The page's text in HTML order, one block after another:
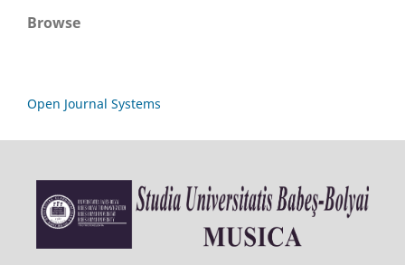
Browse
Open Journal Systems